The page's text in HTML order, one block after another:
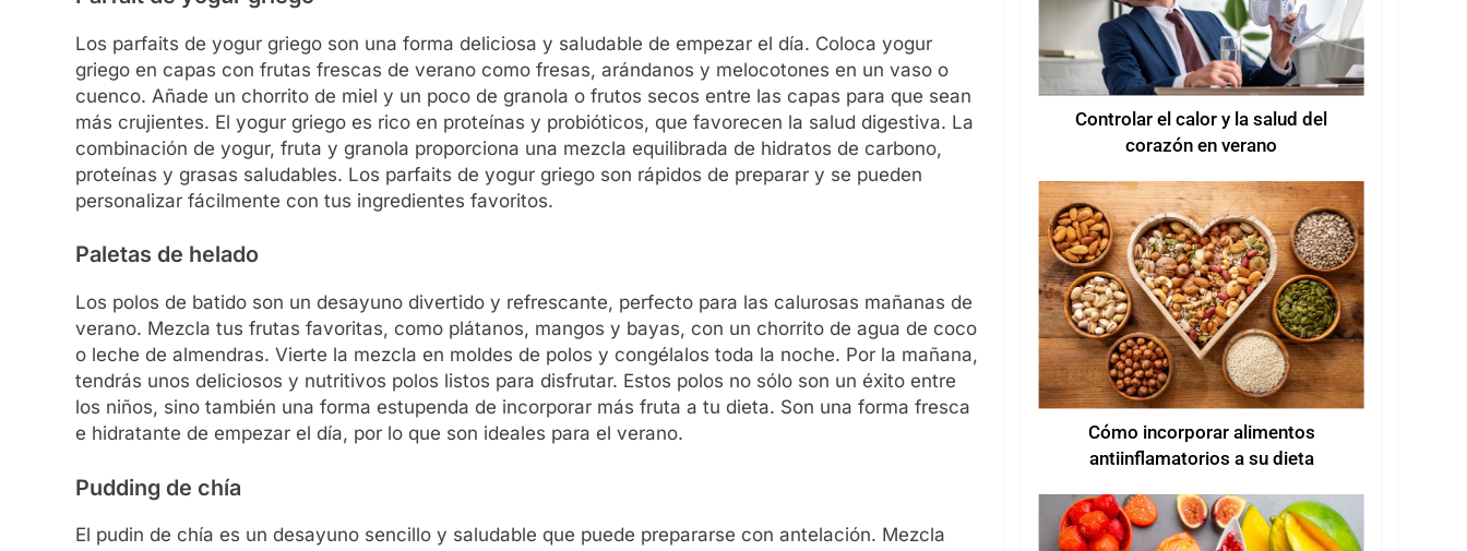
Los parfaits de yogur griego son una forma deliciosa y saludable de empezar el día. Coloca yogur
griego en capas con frutas frescas de verano como fresas, arándanos y melocotones en un vaso o
cuenco. Añade un chorrito de miel y un poco de granola o frutos secos entre las capas para que sean
más crujientes. El yogur griego es rico en proteínas y probióticos, que favorecen la salud digestiva. La
combinación de yogur, fruta y granola proporciona una mezcla equilibrada de hidratos de carbono,
proteínas y grasas saludables. Los parfaits de yogur griego son rápidos de preparar y se pueden
personalizar fácilmente con tus ingredientes favoritos.
Paletas de helado
Los polos de batido son un desayuno divertido y refrescante, perfecto para las calurosas mañanas de
verano. Mezcla tus frutas favoritas, como plátanos, mangos y bayas, con un chorrito de agua de coco
o leche de almendras. Vierte la mezcla en moldes de polos y congélalos toda la noche. Por la mañana,
tendrás unos deliciosos y nutritivos polos listos para disfrutar. Estos polos no sólo son un éxito entre
los niños, sino también una forma estupenda de incorporar más fruta a tu dieta. Son una forma fresca
e hidratante de empezar el día, por lo que son ideales para el verano.
Pudding de chía
El pudin de chía es un desayuno sencillo y saludable que puede prepararse con antelación. Mezcla
Controlar el calor y la salud del
corazón en verano
Cómo incorporar alimentos
antiinflamatorios a su dieta